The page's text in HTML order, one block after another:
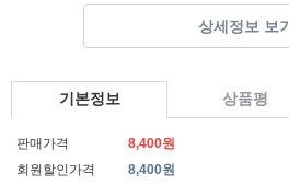
상세정보 보기
기본정보 상품평
판매가격
8,400원
회원할인가격
8,400원